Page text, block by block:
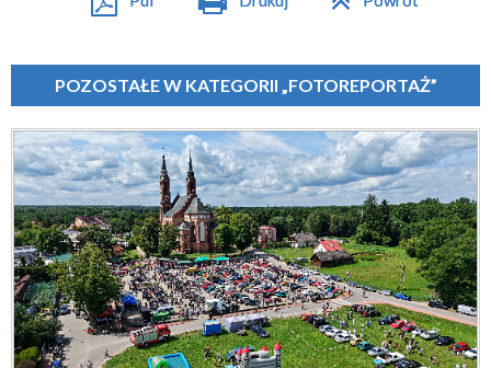
POZOSTAŁE W KATEGORII „FOTOREPORTAŻ”